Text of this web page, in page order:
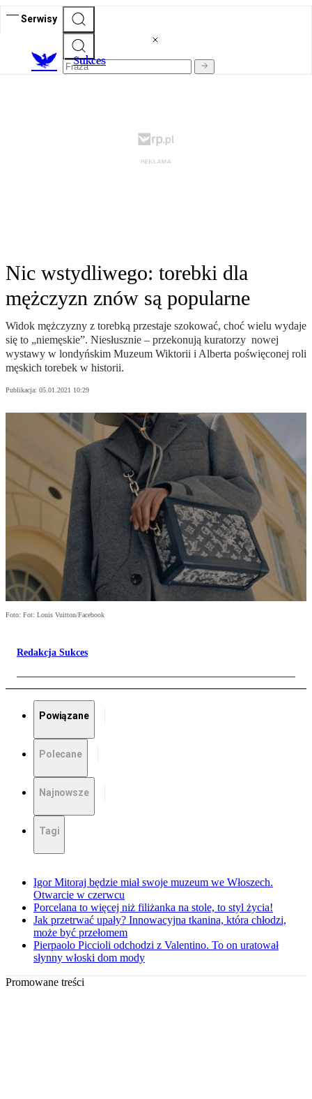
Serwisy
Sukces
Nic wstydliwego: torebki dla
mężczyzn znów są popularne
Widok mężczyzny z torebką przestaje szokować, choć wielu wydaje
się to „niemęskie”. Niesłusznie – przekonują kuratorzy nowej
wystawy w londyńskim Muzeum Wiktorii i Alberta poświęconej roli
męskich torebek w historii.
Publikacja: 05.01.2021 10:29
Foto: Fot: Louis Vuitton/Facebook
Redakcja Sukces
Powiązane
Polecane
Najnowsze
Tagi
Igor Mitoraj będzie miał swoje muzeum we Włoszech.
Otwarcie w czerwcu
Porcelana to więcej niż filiżanka na stole, to styl życia!
Jak przetrwać upały? Innowacyjna tkanina, która chłodzi,
może być przełomem
Pierpaolo Piccioli odchodzi z Valentino. To on uratował
słynny włoski dom mody
Promowane treści